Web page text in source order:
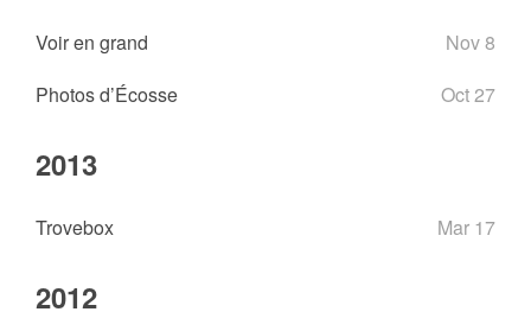
Voir en grand
Nov 8
Photos d’Écosse
Oct 27
2013
Trovebox Mar 17
2012